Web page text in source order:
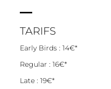
TARIFS
Early Birds : 14€*
Regular : 16€*
Late : 19€*